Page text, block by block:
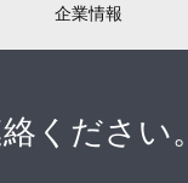
企業情報
ください。